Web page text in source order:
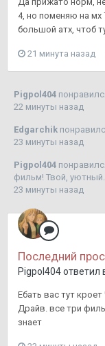
4, но поменяю на мх
большой атх, чтоб
21 минута назад
Pigpol404
22 минуты назад
Edgarchik
23 минуты назад
Pigpol404
фильм! Твой, уютный.
23 минуты назад
Последний
Pigpol404ответил
Ебать вас тут
Драйв. все три
знает